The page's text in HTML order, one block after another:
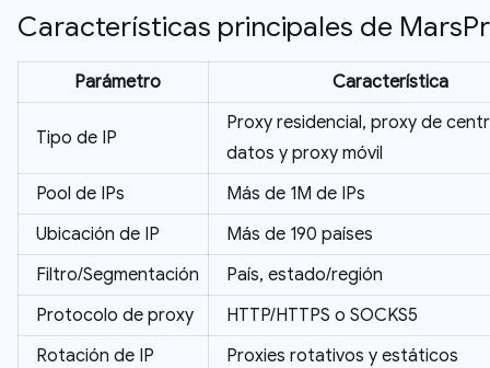
Características principales de
Parámetro Característica
Tipo de IP
Proxy residencial, proxy de
datos y proxy móvil
Pool de IPs
Más de 1M de IPs
Ubicación de IP
Más de 190 países
Filtro/Segmentación
País, estado/región
Protocolo de proxy
HTTP/HTTPS o SOCKS5
Rotación de IP
Proxies rotativos y estáticos